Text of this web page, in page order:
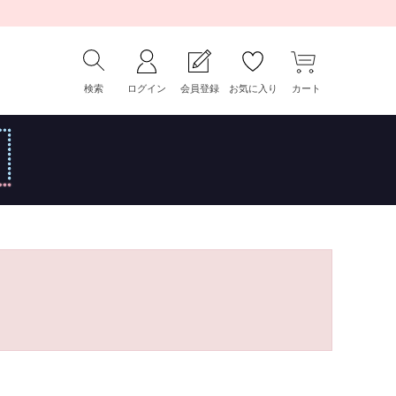
検索 ログイン 会員登録 お気に入り カート